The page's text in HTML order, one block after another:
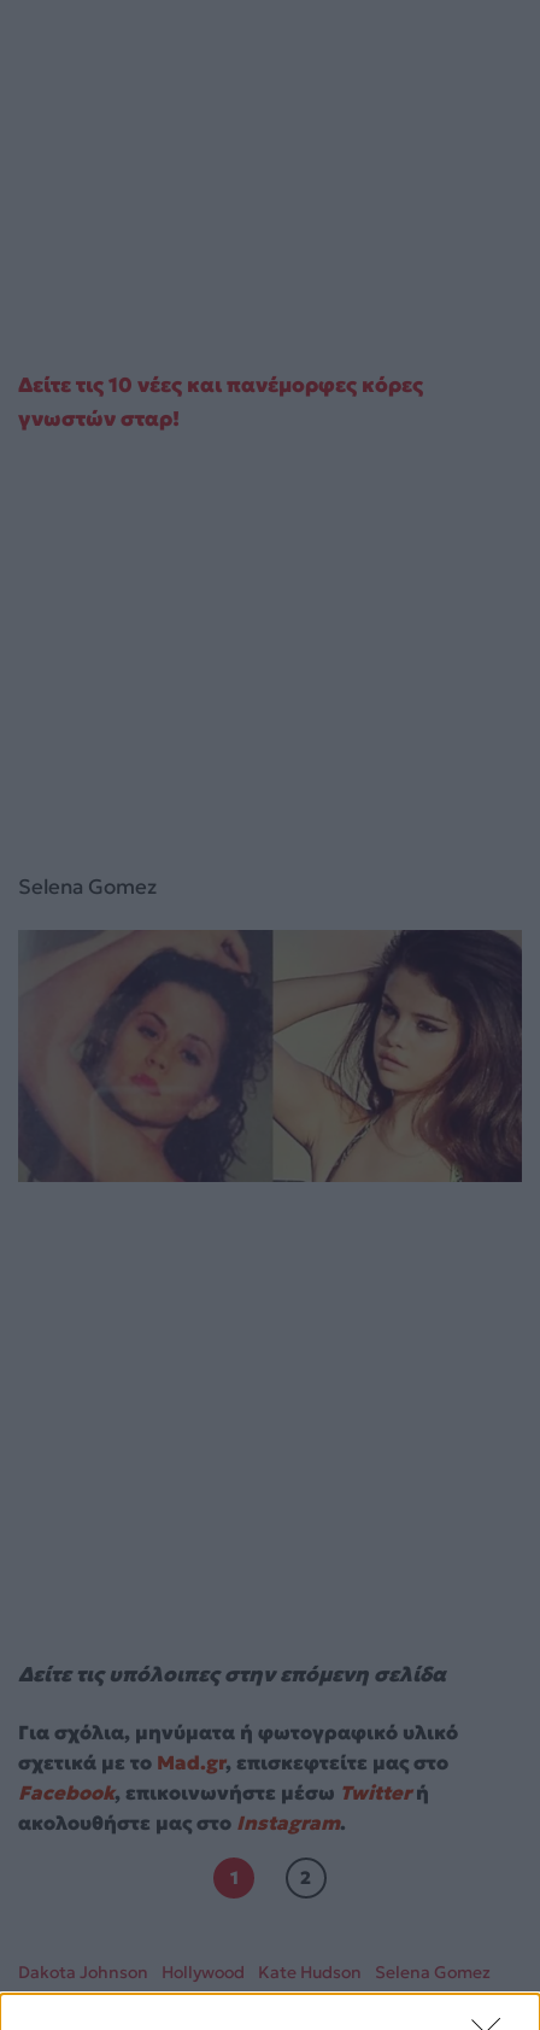
Δείτε τις 10 νέες και πανέμορφες κόρες
γνωστών σταρ!
Selena Gomez
Δείτε τις υπόλοιπες στην επόμενη σελίδα
Για σχόλια, μηνύματα ή φωτογραφικό υλικό
σχετικά με το Mad.gr, επισκεφτείτε μας στο
Facebook, επικοινωνήστε μέσω Twitterή
ακολουθήστε μας στο Instagram.
1 2
Dakota Johnson Hollywood Kate Hudson Selena Gomez